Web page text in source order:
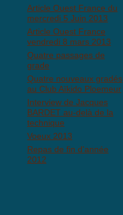
Article Ouest France du
mercredi 5 Juin 2013
Article Ouest France
vendredi 8 mars 2013
Quatre passages de
grade
Quatre nouveaux gradés
au Club Aïkido Ploemeur
Interview de Jacques
BARDET au-delà de la
technique
Voeux 2013
Repas de fin d'année
2012